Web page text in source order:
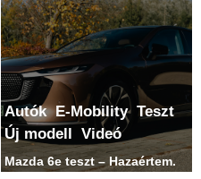
Autók E-Mobility Teszt
Új modell Videó
Mazda 6e teszt – Hazaértem.